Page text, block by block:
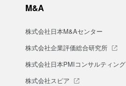
M&A
株式会社日本M&Aセンター
株式会社企業評価総合研究所
株式会社日本PMIコンサルティング
株式会社スピア